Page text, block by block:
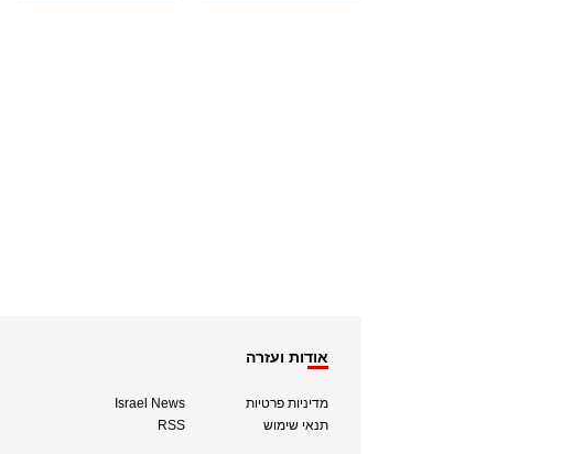
אודות ועזרה
מדיניות פרטיות
תנאי שימוש
Israel News
RSS